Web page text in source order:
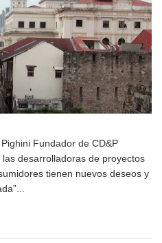
Fundador de CD&P
desarrolladoras de proyectos
tienen nuevos deseos y